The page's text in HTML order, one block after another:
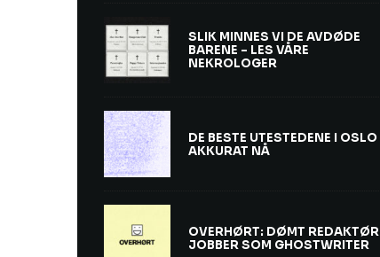
SLIK MINNES VI DE AVDØDE
BARENE – LES VÅRE
NEKROLOGER
DE BESTE UTESTEDENE I OSLO
AKKURAT NÅ
OVERHØRT: DØMT REDAKTØR
JOBBER SOM GHOSTWRITER